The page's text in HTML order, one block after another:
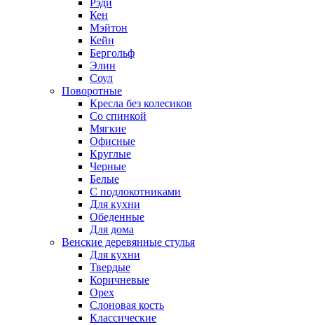
Рэди
Кен
Мэйтон
Кейн
Бергольф
Элин
Соул
Поворотные
Кресла без колесиков
Со спинкой
Мягкие
Офисные
Круглые
Черные
Белые
С подлокотниками
Для кухни
Обеденные
Для дома
Венские деревянные стулья
Для кухни
Твердые
Коричневые
Орех
Слоновая кость
Классические